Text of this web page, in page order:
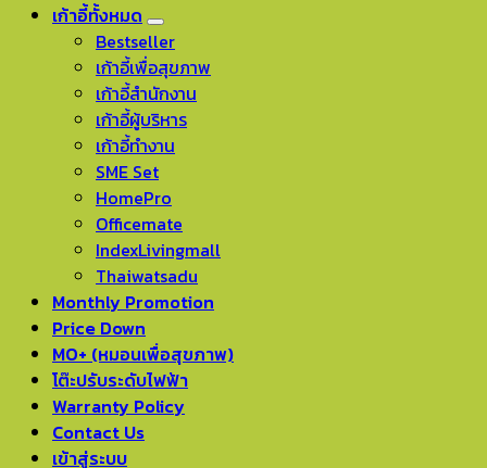
เก้าอี้ทั้งหมด
Bestseller
เก้าอี้เพื่อสุขภาพ
เก้าอี้สำนักงาน
เก้าอี้ผู้บริหาร
เก้าอี้ทำงาน
SME Set
HomePro
Officemate
IndexLivingmall
Thaiwatsadu
Monthly Promotion
Price Down
MO+ (หมอนเพื่อสุขภาพ)
โต๊ะปรับระดับไฟฟ้า
Warranty Policy
Contact Us
เข้าสู่ระบบ